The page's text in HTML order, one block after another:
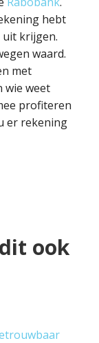
hebt
krijgen.
waard.
met
wie weet
profiteren
er rekening
ook